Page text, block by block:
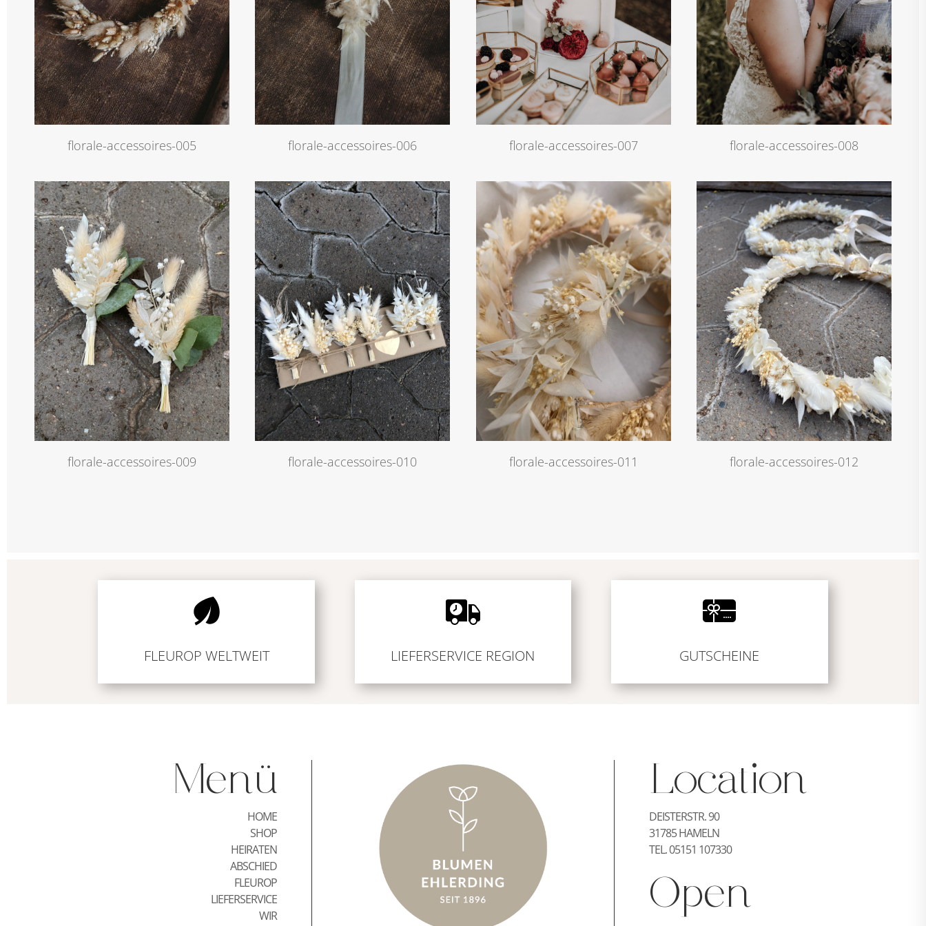
florale-accessoires-005 florale-accessoires-006 florale-accessoires-007 florale-accessoires-008
florale-accessoires-009 florale-accessoires-010 florale-accessoires-011 florale-accessoires-012
FLEUROP WELTWEIT LIEFERSERVICE REGION GUTSCHEINE
Menü
HOME
SHOP
HEIRATEN
ABSCHIED
FLEUROP
LIEFERSERVICE
WIR
Location
DEISTERSTR. 90
31785 HAMELN
TEL. 05151 107330
Open